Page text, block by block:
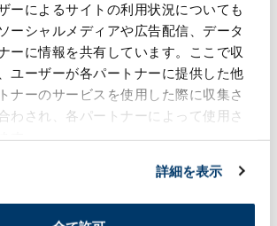
ーによるサイトの利用状況についても
ーシャルメディアや広告配信、データ
ーに情報を共有しています。ここで収
ユーザーが各パートナーに提供した他
ナーのサービスを使用した際に収集さ
わされ、各パートナーによって使用さ
詳細を表示
（耐火）